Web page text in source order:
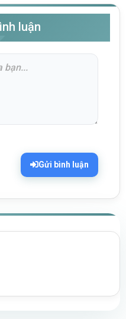
luận
Gửi bình luận